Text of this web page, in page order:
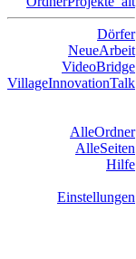
Dörfer
NeueArbeit
VideoBridge
VillageInnovationTalk
AlleOrdner
AlleSeiten
Hilfe
Einstellungen